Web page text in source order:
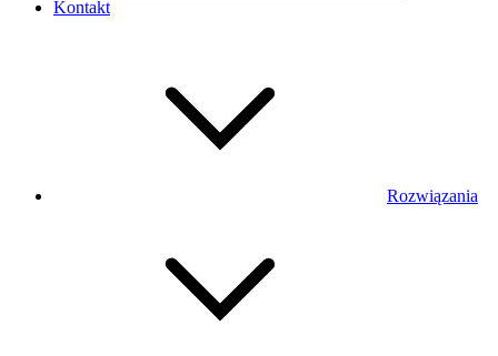
Kontakt
Rozwiązania